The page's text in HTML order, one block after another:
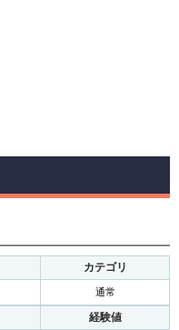
カテゴリ
通常
経験値